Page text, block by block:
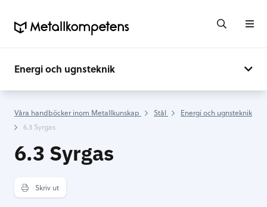
Energi och ugnsteknik
Våra handböcker inom Metallkunskap Stål
Energi och ugnsteknik
6.3 Syrgas
6.3 Syrgas
Skriv ut